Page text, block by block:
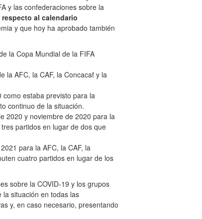
y las confederaciones sobre la
al calendario
y que hoy ha aprobado también
la Copa Mundial de la FIFA
la AFC, la CAF, la Concacaf y la
estaba previsto para la
continuo de la situación.
2020 y noviembre de 2020 para la
partidos en lugar de dos que
para la AFC, la CAF, la
cuatro partidos en lugar de los
sobre la COVID-19 y los grupos
situación en todas las
y, en caso necesario, presentando